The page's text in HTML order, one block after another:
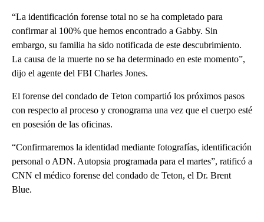
“La identificación forense total no se ha completado para
confirmar al 100% que hemos encontrado a Gabby. Sin
embargo, su familia ha sido notificada de este descubrimiento.
La causa de la muerte no se ha determinado en este momento”,
dijo el agente del FBI Charles Jones.
El forense del condado de Teton compartió los próximos pasos
con respecto al proceso y cronograma una vez que el cuerpo esté
en posesión de las oficinas.
“Confirmaremos la identidad mediante fotografías, identificación
personal o ADN. Autopsia programada para el martes”, ratificó a
CNN el médico forense del condado de Teton, el Dr. Brent
Blue.